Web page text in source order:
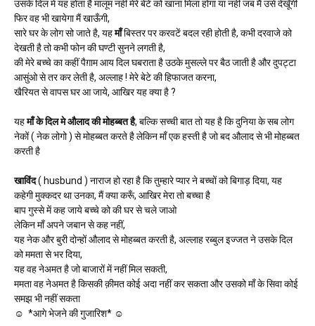
उसके दिल मे यह होता है मालूम नहीं मेरे बेटे को खाना मिला होगा या नहीं जब मैं उसे देखूँगी
फिर वह भी खायेगा मैं खाऊँगी,
सारे घर के लोग सो जाते है, यहमाँबिस्तर पर करवटें बदल रही होती है, कभी दरवाजे को
देखती है तो कभी फोन की घण्टी सुनने लगती है,
की मेरे बच्चे का कहीं पैग़ाम आय दिल घबराता है उठके मुसल्ले पर बैठ जाती है और दुपट्टा
आसुंओ से तर कर लेती है, अल्लाह ! मेरे बेटे की हिफाजत करना,
खैरियत से वापस घर आ जाये, आखिर यह क्या है ?
यहमाँ के दिल मे औलाद की मोहब्बत है, बल्कि सच्ची बात तो यह है कि दुनिया के सब लोग
नेकों ( नेक लोगो ) से मोहब्बत करते है लेकिन माँ एक हस्ती है जो बद औलाद से भी मोहब्बत
करती है
खाविंद( husbund ) नाराज हो रहा है कि तुम्हारे प्यार ने बच्चों को बिगाड़ दिया, यह
कहेगी मुक्कदर था उनका, मैं क्या करूँ, आखिर मेरा तो बच्चा है
बाप गुस्से में कह जाये बच्चे को की घर से चले जाओ
लेकिन माँ अपने जबान से कह नहीं,
यह नेक और बुरी दोन्हों औलाद से मोहब्बत करती है, अल्लाह रब्बुल इज्जत ने उसके दिल
को ममता से भर दिया,
यह वह नेअमत है जो बाजारों में नहीं मिल सकती,
ममता वह नेअमत है किसकी क़ीमत कोई अदा नहीं कर सकता और उसको माँ के सिवा कोई
समझ भी नहीं सकता
☺ *आगे भेजने की गुजारिश* ☺